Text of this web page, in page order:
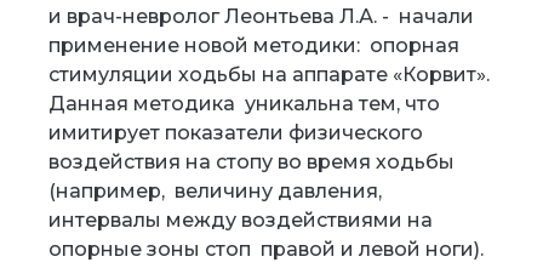
и врач-невролог Леонтьева Л.А. - начали
применение новой методики: опорная
стимуляции ходьбы на аппарате «Корвит».
Данная методика уникальна тем, что
имитирует показатели физического
воздействия на стопу во время ходьбы
(например, величину давления,
интервалы между воздействиями на
опорные зоны стоп правой и левой ноги).